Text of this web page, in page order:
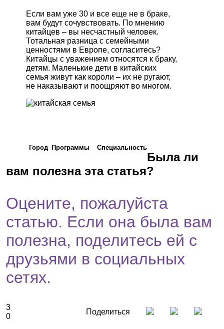
Если вам уже 30 и все еще не в браке,
вам будут сочувствовать. По мнению
китайцев – вы несчастный человек.
Тотальная разница с семейными
ценностями в Европе, согласитесь?
Китайцы с уважением относятся к браку,
детям. Маленькие дети в китайских
семья живут как короли – их не ругают,
не наказывают и поощряют во многом.
Город Программы Cпециальность
Была ли
вам полезна эта статья?
Оцените, пожалуйста
статью. Если она была вам
полезна, поделитесь ей с
друзьями в социальных
сетях.
3
0
Поделиться